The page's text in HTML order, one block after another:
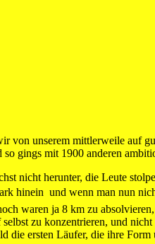
von unserem mittlerweile auf
gings mit 1900 anderen
nicht herunter, die Leute
hinein  und wenn man nun
waren ja 8 km zu
zu konzentrieren, und
die ersten Läufer, die ihre